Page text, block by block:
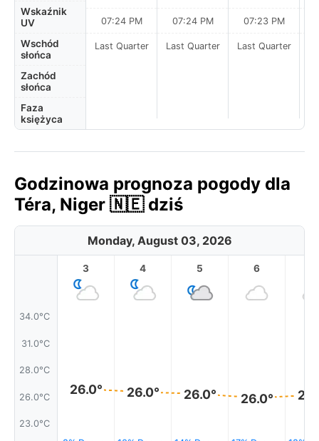
Wskaźnik
UV
Wschód
słońca
Zachód
słońca
Faza
księżyca
07:24 PM
Last Quarter
07:24 PM
Last Quarter
07:23 PM
Last Quarter
Godzinowa prognoza pogody dla
Téra, Niger 🇳🇪 dziś
Monday, August 03, 2026
34.0°C
31.0°C
28.0°C
26.0°C
23.0°C
3
26.0°
4
26.0°
5
26.0°
6
26.0°